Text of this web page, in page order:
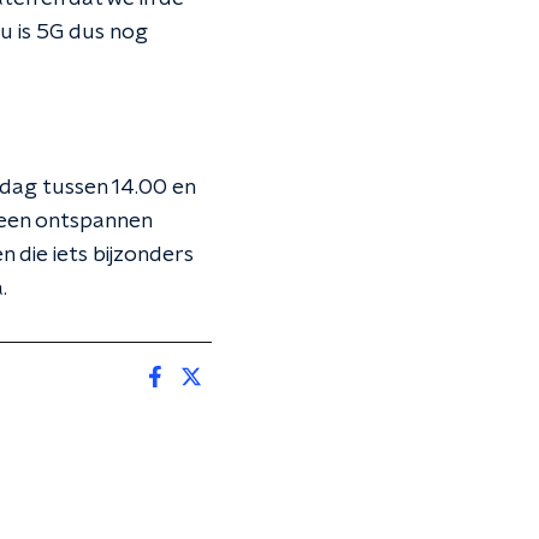
is 5G dus nog
tussen 14.00 en
ontspannen
die iets bijzonders